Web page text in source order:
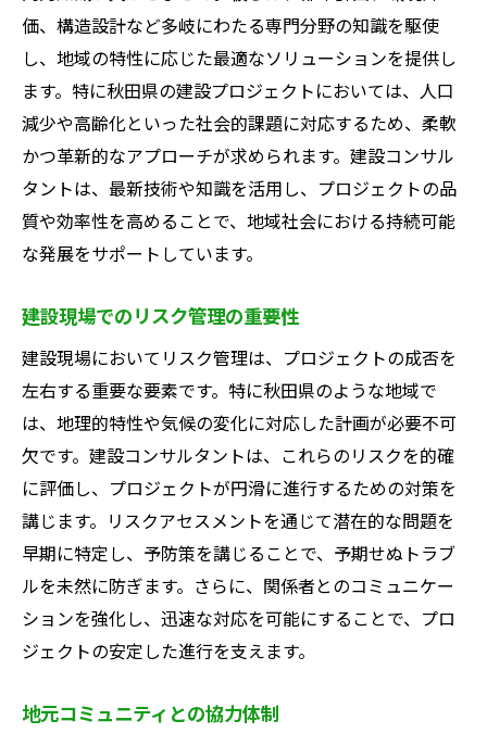
環境変革に適応する秋田県の建設コンサルタン
トの取り組み
環境保護と建設業界の役割
再生可能エネルギーの活用
持続可能な資材の選択と利用
グリーンインフラの推進
気候変動に対応する設計戦略
秋田県の都市計画をリードする建設コンサルタ
ントの未来
未来を見据えた都市開発の方向性
新技術を取り入れた都市計画の展望
地域の特性を活かした街づくり
若者世代を引き寄せる都市戦略
地元企業との協力による地域発展
地域の独自性を大切にする建設コンサルタント
の挑戦
独自の観光資源を活かした開発
価、構造設計など多岐にわたる専門分野の知識を駆使
し、地域の特性に応じた最適なソリューションを提供し
ます。特に秋田県の建設プロジェクトにおいては、人口
減少や高齢化といった社会的課題に対応するため、柔軟
かつ革新的なアプローチが求められます。建設コンサル
タントは、最新技術や知識を活用し、プロジェクトの品
質や効率性を高めることで、地域社会における持続可能
な発展をサポートしています。
建設現場でのリスク管理の重要性
建設現場においてリスク管理は、プロジェクトの成否を
左右する重要な要素です。特に秋田県のような地域で
は、地理的特性や気候の変化に対応した計画が必要不可
欠です。建設コンサルタントは、これらのリスクを的確
に評価し、プロジェクトが円滑に進行するための対策を
講じます。リスクアセスメントを通じて潜在的な問題を
早期に特定し、予防策を講じることで、予期せぬトラブ
ルを未然に防ぎます。さらに、関係者とのコミュニケー
ションを強化し、迅速な対応を可能にすることで、プロ
ジェクトの安定した進行を支えます。
地元コミュニティとの協力体制